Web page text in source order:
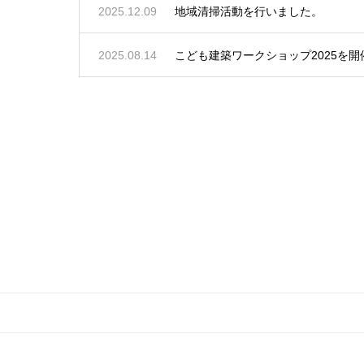
2025.12.09 地域清掃活動を行いました。
2025.08.14 こども建築ワークショップ2025を開